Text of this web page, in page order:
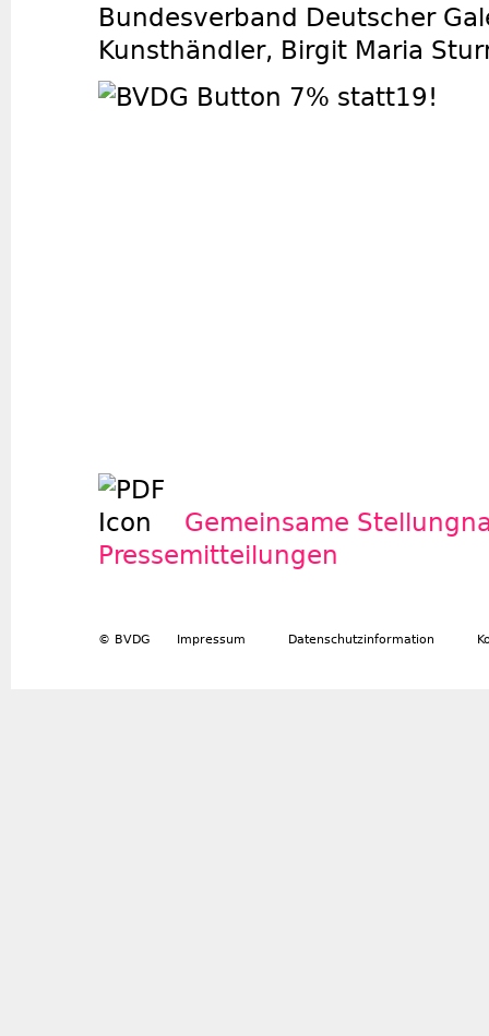
Bundesverband Deutscher
Kunsthändler, Birgit Maria
Gemeinsame
Pressemitteilungen
© BVDG Impressum Datenschutzinformation